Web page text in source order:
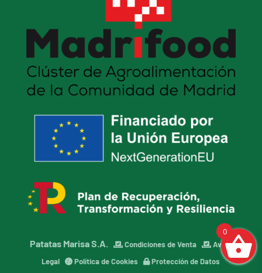
Patatas Marisa S.A. Condiciones de Venta
Aviso
Legal
Política de Cookies Protección de Datos
0